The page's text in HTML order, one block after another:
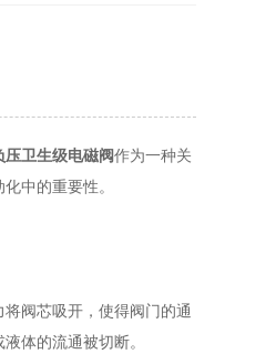
压卫生级电磁阀作为一种关
中的重要性。
阀芯吸开，使得阀门的通
体的流通被切断。